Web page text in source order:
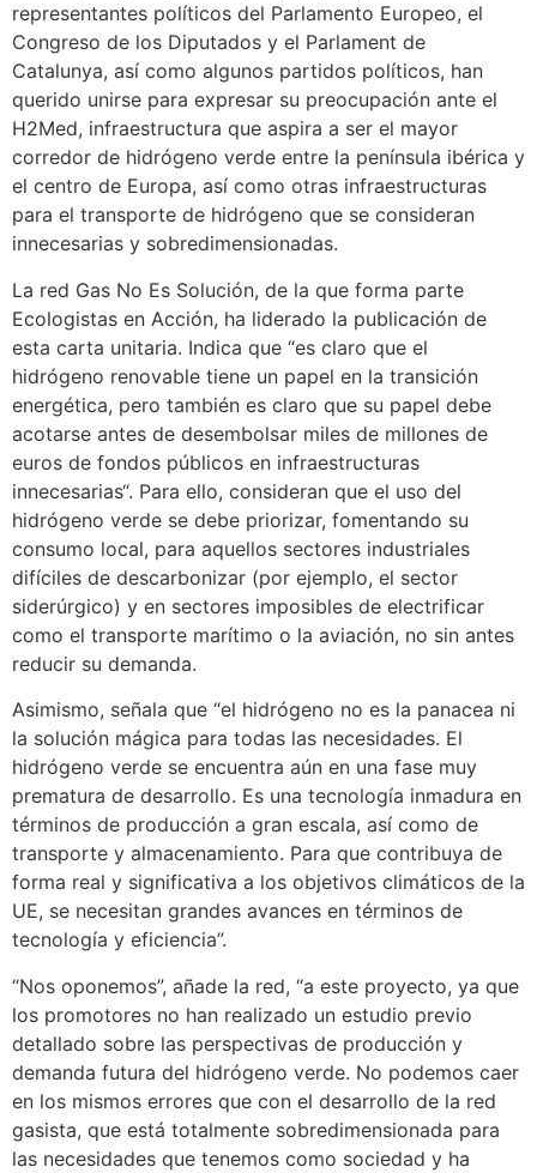
representantes políticos del Parlamento Europeo, el
Congreso de los Diputados y el Parlament de
Catalunya, así como algunos partidos políticos, han
querido unirse para expresar su preocupación ante el
H2Med, infraestructura que aspira a ser el mayor
corredor de hidrógeno verde entre la península ibérica y
el centro de Europa, así como otras infraestructuras
para el transporte de hidrógeno que se consideran
innecesarias y sobredimensionadas.
La red Gas No Es Solución, de la que forma parte
Ecologistas en Acción, ha liderado la publicación de
esta carta unitaria. Indica que “es claro que el
hidrógeno renovable tiene un papel en la transición
energética, pero también es claro que su papel debe
acotarse antes de desembolsar miles de millones de
euros de fondos públicos en infraestructuras
innecesarias“. Para ello, consideran que el uso del
hidrógeno verde se debe priorizar, fomentando su
consumo local, para aquellos sectores industriales
difíciles de descarbonizar (por ejemplo, el sector
siderúrgico) y en sectores imposibles de electrificar
como el transporte marítimo o la aviación, no sin antes
reducir su demanda.
Asimismo, señala que “el hidrógeno no es la panacea ni
la solución mágica para todas las necesidades. El
hidrógeno verde se encuentra aún en una fase muy
prematura de desarrollo. Es una tecnología inmadura en
términos de producción a gran escala, así como de
transporte y almacenamiento. Para que contribuya de
forma real y significativa a los objetivos climáticos de la
UE, se necesitan grandes avances en términos de
tecnología y eficiencia”.
“Nos oponemos”, añade la red, “a este proyecto, ya que
los promotores no han realizado un estudio previo
detallado sobre las perspectivas de producción y
demanda futura del hidrógeno verde. No podemos caer
en los mismos errores que con el desarrollo de la red
gasista, que está totalmente sobredimensionada para
las necesidades que tenemos como sociedad y ha